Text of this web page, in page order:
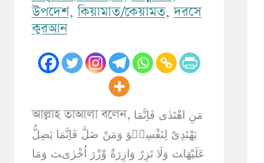
উপদেশ,কিয়ামাত/কেয়ামত,দরসে
কুরআন
আল্লাহ তাআলা বলেন, مَنِ اھْتَدٰی فَاِنَّمَا
یَھْتَدِیْ لِنَفْسِھ۪ﺆ وَمَنْ ضَلَّ فَاِنَّمَا یَضِلُّ
عَلَیْھَاﺚ وَلَا تَزِرُ وَازِرَةٌ وِّزْرَ اُخْرٰیﺚ وَمَا